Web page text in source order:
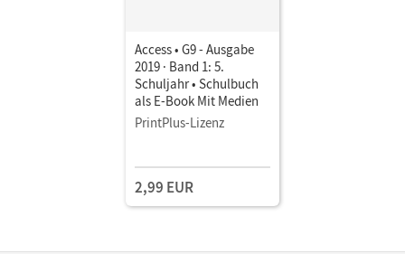
Access • G9 - Ausgabe
2019 · Band 1: 5.
Schuljahr • Schulbuch
als E-Book Mit Medien
PrintPlus-Lizenz
2,99 EUR